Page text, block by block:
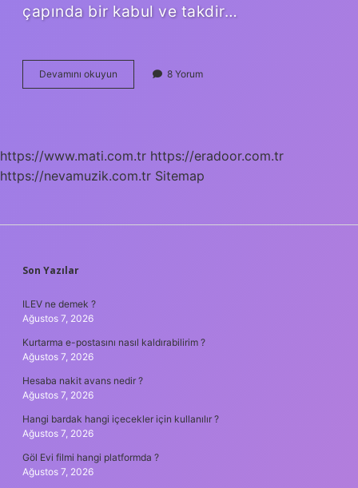
çapında bir kabul ve takdir…
Devamını okuyun Türkiye’de
kaç
8 Yorum
https://www.mati.com.tr https://eradoor.com.tr
https://nevamuzik.com.tr Sitemap
SIDEBAR
Son Yazılar
ILEV ne demek ?
Ağustos 7, 2026
Kurtarma e-postasını nasıl kaldırabilirim ?
Ağustos 7, 2026
Hesaba nakit avans nedir ?
Ağustos 7, 2026
Hangi bardak hangi içecekler için kullanılır ?
Ağustos 7, 2026
Göl Evi filmi hangi platformda ?
Ağustos 7, 2026